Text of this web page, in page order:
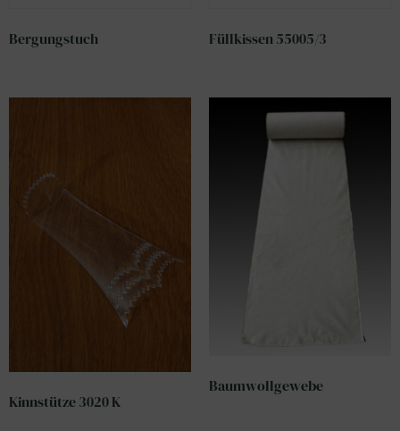
Bergungstuch Füllkissen 55005/3
Kinnstütze 3020 K
Baumwollgewebe